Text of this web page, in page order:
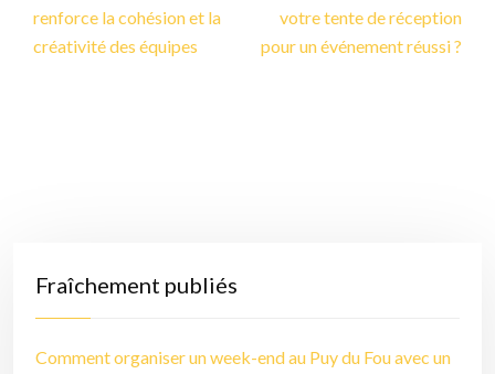
renforce la cohésion et la
créativité des équipes
votre tente de réception
pour un événement réussi ?
Fraîchement publiés
Comment organiser un week-end au Puy du Fou avec un